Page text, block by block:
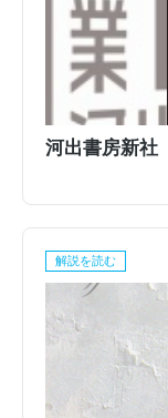
河出書房新
解説を読む